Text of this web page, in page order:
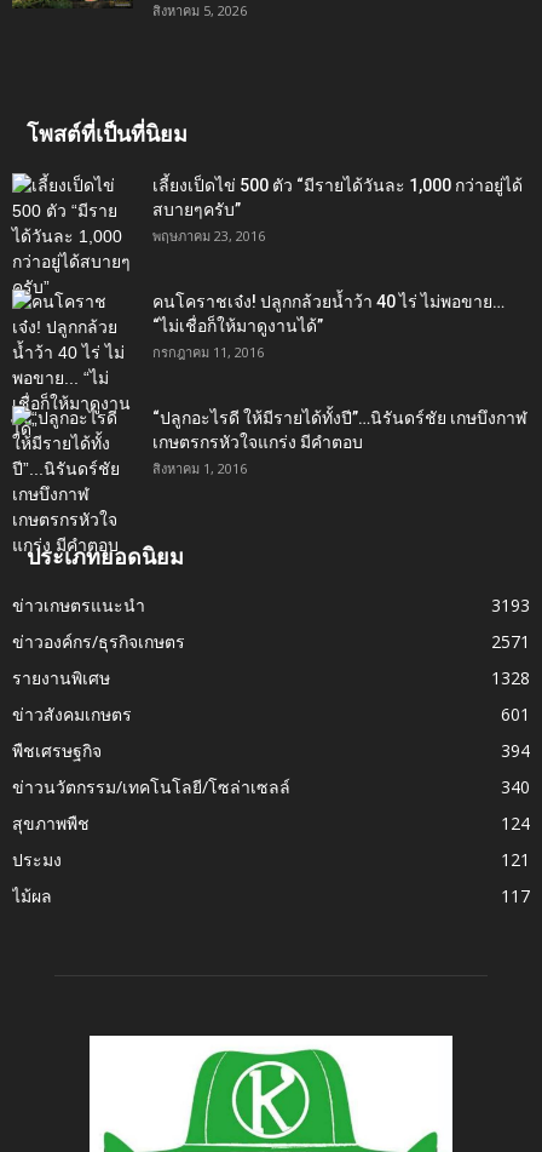
สิงหาคม 5, 2026
โพสต์ที่เป็นที่นิยม
เลี้ยงเป็ดไข่ 500 ตัว “มีรายได้วันละ 1,000 กว่าอยู่ได้
สบายๆครับ”
พฤษภาคม 23, 2016
คนโคราชเจ๋ง! ปลูกกล้วยน้ำว้า 40 ไร่ ไม่พอขาย…
“ไม่เชื่อก็ให้มาดูงานได้”‬
กรกฎาคม 11, 2016
“ปลูกอะไรดี ให้มีรายได้ทั้งปี”…นิรันดร์ชัย เกษบึงกาฬ
เกษตรกรหัวใจแกร่ง มีคำตอบ
สิงหาคม 1, 2016
ประเภทยอดนิยม
ข่าวเกษตรแนะนำ
3193
ข่าวองค์กร/ธุรกิจเกษตร
2571
รายงานพิเศษ
1328
ข่าวสังคมเกษตร
601
พืชเศรษฐกิจ
394
ข่าวนวัตกรรม/เทคโนโลยี/โซล่าเซลล์
340
สุขภาพพืช
124
ประมง
121
ไม้ผล
117